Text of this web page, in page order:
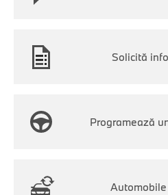
Solicită
Programează